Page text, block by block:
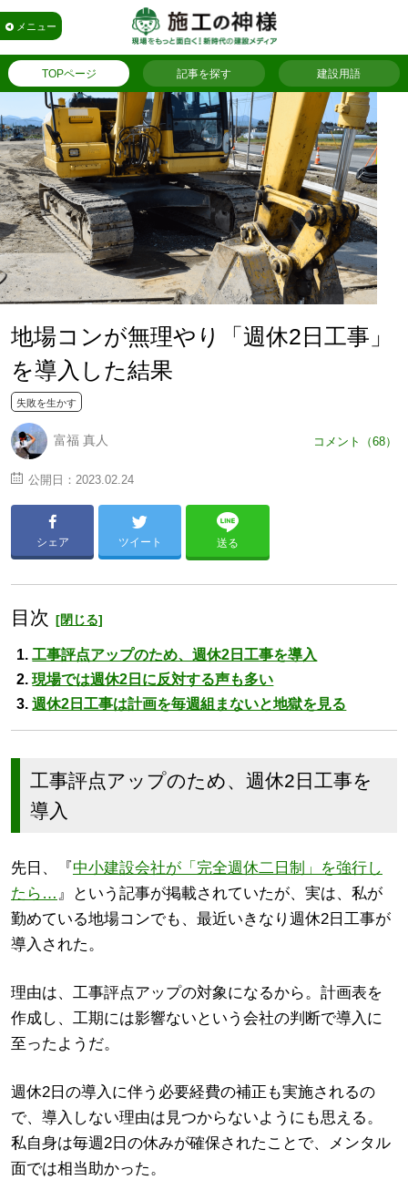
メニュー
TOPページ 記事を探す 建設用語
地場コンが無理やり「週休2日工事」
を導入した結果
失敗を生かす
富福 真人 コメント（68）
公開日： 2023.02.24
シェア ツイート 送る
目次
工事評点アップのため、週休2日工事を導入
現場では週休2日に反対する声も多い
週休2日工事は計画を毎週組まないと地獄を見る
工事評点アップのため、週休2日工事を
導入
先日、『中小建設会社が「完全週休二日制」を強行し
たら… 』という記事が掲載されていたが、実は、私が
勤めている地場コンでも、最近いきなり週休2日工事が
導入された。
理由は、工事評点アップの対象になるから。計画表を
作成し、工期には影響ないという会社の判断で導入に
至ったようだ。
週休2日の導入に伴う必要経費の補正も実施されるの
で、導入しない理由は見つからないようにも思える。
私自身は毎週2日の休みが確保されたことで、メンタル
面では相当助かった。